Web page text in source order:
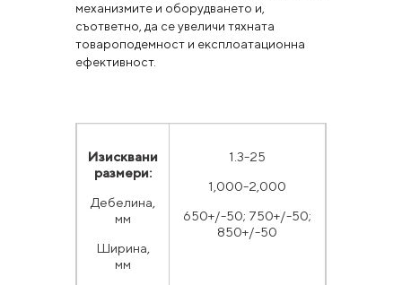
механизмите и оборудването и,
съответно, да се увеличи тяхната
товароподемност и експлоатационна
ефективност.
Изисквани
размери:
Дебелина,
мм
Ширина,
мм
1.3-25
1,000-2,000
650+/-50; 750+/-50;
850+/-50